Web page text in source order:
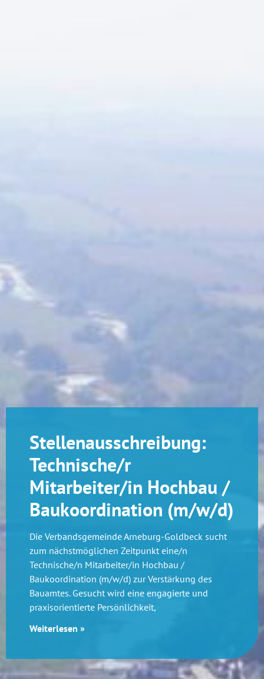
Stellenausschreibung:
Technische/r
Mitarbeiter/in Hochbau /
Baukoordination (m/w/d)
Die Verbandsgemeinde Arneburg-Goldbeck sucht
zum nächstmöglichen Zeitpunkt eine/n
Technische/n Mitarbeiter/in Hochbau /
Baukoordination (m/w/d) zur Verstärkung des
Bauamtes. Gesucht wird eine engagierte und
praxisorientierte Persönlichkeit,
Weiterlesen »